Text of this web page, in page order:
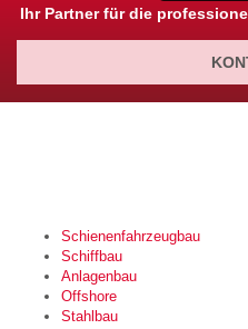
Ihr Partner für die
Schienenfahrzeugbau
Schiffbau
Anlagenbau
Offshore
Stahlbau